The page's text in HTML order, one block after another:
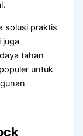
solusi praktis
juga
tahan
untuk